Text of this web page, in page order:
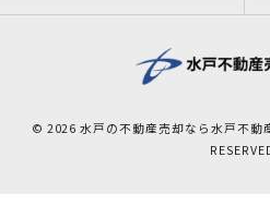
© 2026 水戸の不動産売却なら水戸不動